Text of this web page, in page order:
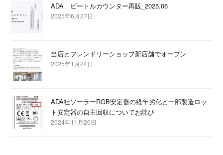
ADA ビートルカウンター再販_2025.06
2025年6月27日
当店とフレンドリーショップ新店舗でオープン
2025年1月24日
ADA社ソーラーRGB安定器の経年劣化と一部製造ロッ
ト安定器の自主回収についてお詫び
2024年11月20日